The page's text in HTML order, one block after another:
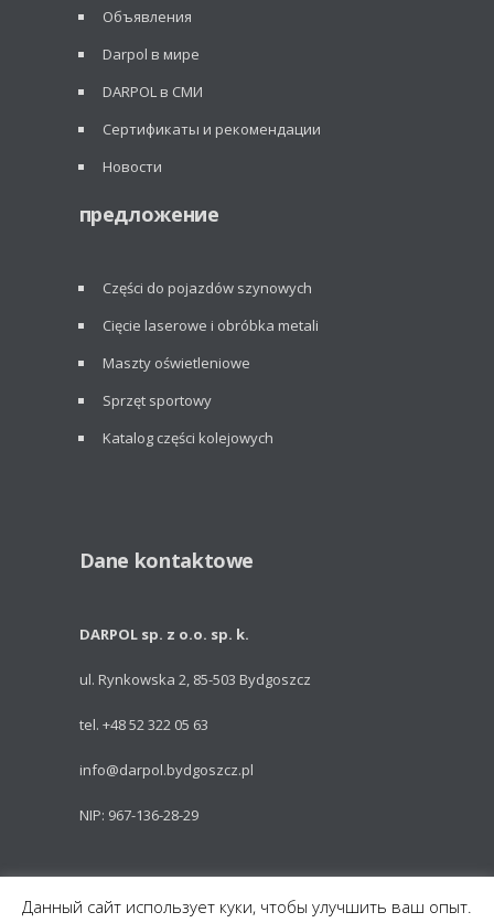
Объявления
Darpol в мире
DARPOL в СМИ
Сертификаты и рекомендации
Новости
предложение
Części do pojazdów szynowych
Cięcie laserowe i obróbka metali
Maszty oświetleniowe
Sprzęt sportowy
Katalog części kolejowych
Dane kontaktowe
DARPOL sp. z o.o. sp. k.
ul. Rynkowska 2, 85-503 Bydgoszcz
tel. +48 52 322 05 63
info@darpol.bydgoszcz.pl
NIP: 967-136-28-29
Powered by: Talem Technologies
Данный сайт использует куки, чтобы улучшить ваш опыт.